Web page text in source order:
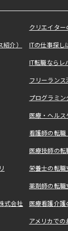
クリエイタ
介） ITの仕事探
IT転職なら
フリーラン
プログラミ
医療・ヘル
看護師の転
医療技師の
栄養士の転
薬剤師の転
式会社 医療看護介
アメリカで